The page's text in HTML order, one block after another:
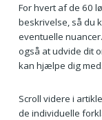
For hvert af de 60
beskrivelse, så du
eventuelle
også at udvide dit
kan hjælpe dig med.
Scroll videre i
de individuelle